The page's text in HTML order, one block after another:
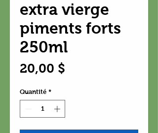
extra vierge
piments forts
250ml
20,00 $
Quantité *